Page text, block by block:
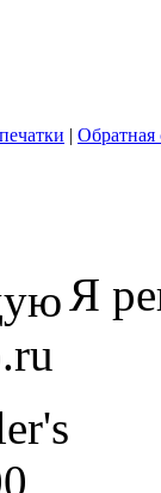
| Обратная
Я